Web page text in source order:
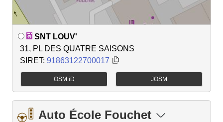
SNT LOUV'
31, PL DES QUATRE SAISONS
SIRET: 91863122700017
OSM iD JOSM
Auto École Fouchet